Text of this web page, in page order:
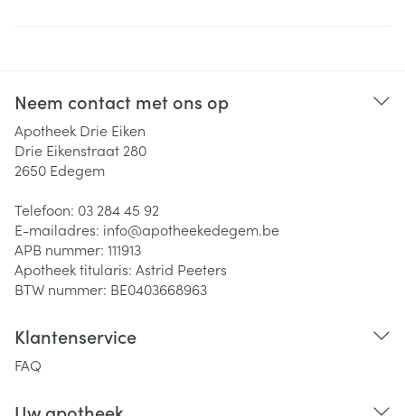
Neem contact met ons op
Apotheek Drie Eiken
Drie Eikenstraat 280
2650 Edegem
Telefoon: 03 284 45 92
E-mailadres: info@apotheekedegem.be
APB nummer: 111913
Apotheek titularis: Astrid Peeters
BTW nummer: BE0403668963
Klantenservice
FAQ